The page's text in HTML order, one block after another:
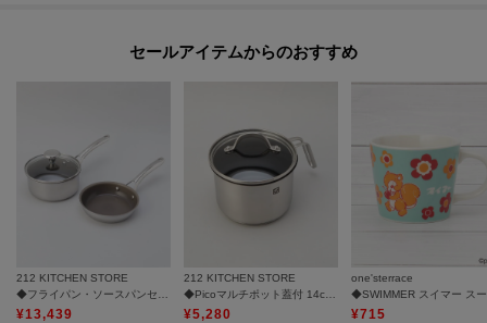
セールアイテムからのおすすめ
212 KITCHEN STORE
¥13,439
212 KITCHEN STORE
¥5,280
one'sterrace
¥715